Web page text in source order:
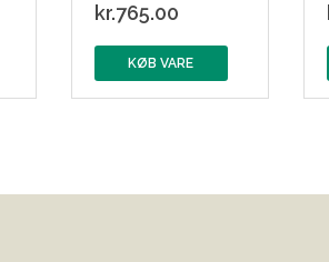
kr.765.00
KØB VARE